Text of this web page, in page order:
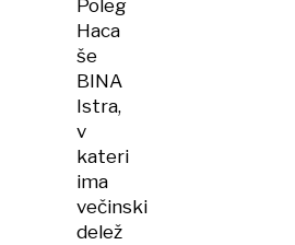
Poleg
Haca
še
BINA
Istra,
v
kateri
ima
večinski
delež